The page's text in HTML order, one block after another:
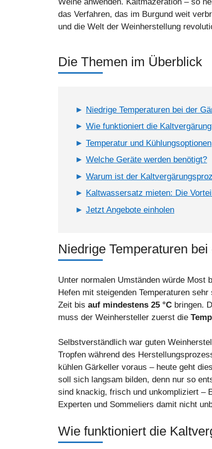
das Verfahren, das im Burgund weit
und die Welt der Weinherstellung
Die Themen im Überblick
Niedrige Temperaturen bei der
Wie funktioniert die
Temperatur und Kühlungsoptionen
Welche Geräte werden benötigt?
Warum ist der
Kaltwassersatz mieten: Die
Jetzt Angebote einholen
Niedrige Temperaturen
Unter normalen Umständen würde Most
Hefen mit steigenden Temperaturen
Zeit bis auf mindestens 25 °C bringen.
muss der Weinhersteller zuerst die
Selbstverständlich war guten
Tropfen während des
kühlen Gärkeller voraus – heute geht
soll sich langsam bilden, denn nur so
sind knackig, frisch und unkompliziert –
Experten und Sommeliers damit nicht
Wie funktioniert die